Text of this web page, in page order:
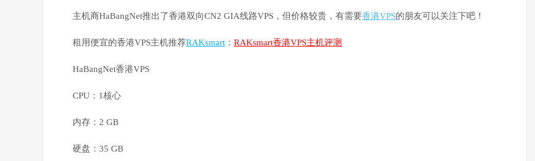
主机商HaBangNet推出了香港双向CN2 GIA线路VPS，但价格较贵，有需要香港VPS的朋友可以关注下吧！
租用便宜的香港VPS主机推荐RAKsmart ： RAKsmart香港VPS主机评测
HaBangNet香港VPS
CPU：1核心
内存：2 GB
硬盘：35 GB